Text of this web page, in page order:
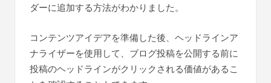
ダーに追加する方法がわかりました。
コンテンツアイデアを準備した後、ヘッドラインア
ナライザーを使用して、ブログ投稿を公開する前に
投稿のヘッドラインがクリックされる価値があるこ